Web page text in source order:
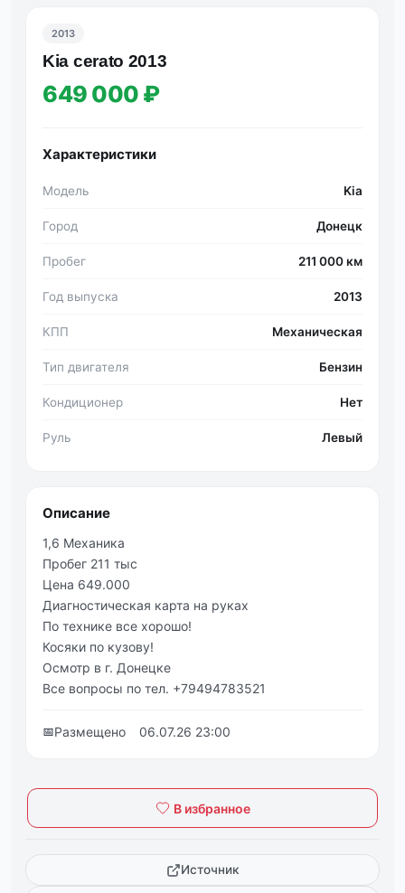
2013
Kia cerato 2013
649 000 ₽
Характеристики
Модель Kia
Город Донецк
Пробег 211 000 км
Год выпуска 2013
КПП Механическая
Тип двигателя Бензин
Кондиционер Нет
Руль Левый
Описание
1,6 Механика
Пробег 211 тыс
Цена 649.000
Диагностическая карта на руках
По технике все хорошо!
Косяки по кузову!
Осмотр в г. Донецке
Все вопросы по тел. +79494783521
📅Размещено 06.07.26 23:00
В избранное
Источник